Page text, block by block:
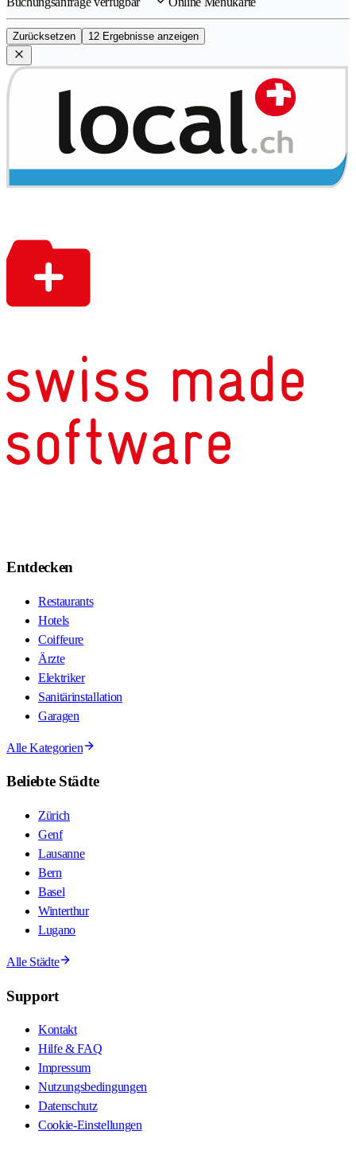
Zurücksetzen 12 Ergebnisse anzeigen
Entdecken
Restaurants
Hotels
Coiffeure
Ärzte
Elektriker
Sanitärinstallation
Garagen
Alle Kategorien
Beliebte Städte
Zürich
Genf
Lausanne
Bern
Basel
Winterthur
Lugano
Alle Städte
Support
Kontakt
Hilfe & FAQ
Impressum
Nutzungsbedingungen
Datenschutz
Cookie-Einstellungen